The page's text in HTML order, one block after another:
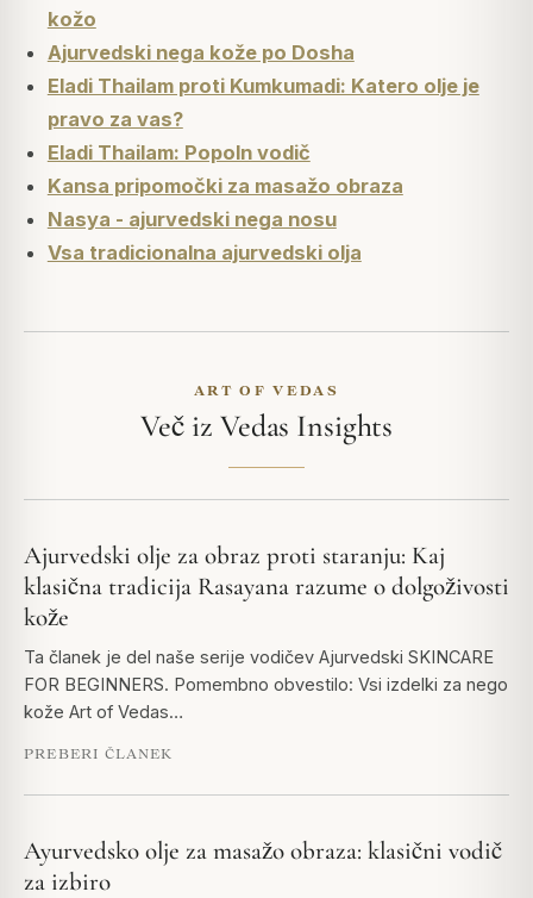
kožo
Ajurvedski nega kože po Dosha
Eladi Thailam proti Kumkumadi: Katero olje je
pravo za vas?
Eladi Thailam: Popoln vodič
Kansa pripomočki za masažo obraza
Nasya - ajurvedski nega nosu
Vsa tradicionalna ajurvedski olja
ART OF VEDAS
Več iz Vedas Insights
Ajurvedski olje za obraz proti staranju: Kaj
klasična tradicija Rasayana razume o dolgoživosti
kože
Ta članek je del naše serije vodičev Ajurvedski SKINCARE
FOR BEGINNERS. Pomembno obvestilo: Vsi izdelki za nego
kože Art of Vedas…
PREBERI ČLANEK
Ayurvedsko olje za masažo obraza: klasični vodič
za izbiro